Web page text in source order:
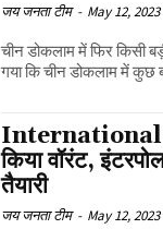
जय जनता टीम - May 12, 2023
चीन डोकलाम में फिर किसी
गया कि चीन डोकलाम में कुछ
International:
किया वॉरंट,
तैयारी
जय जनता टीम - May 12, 2023